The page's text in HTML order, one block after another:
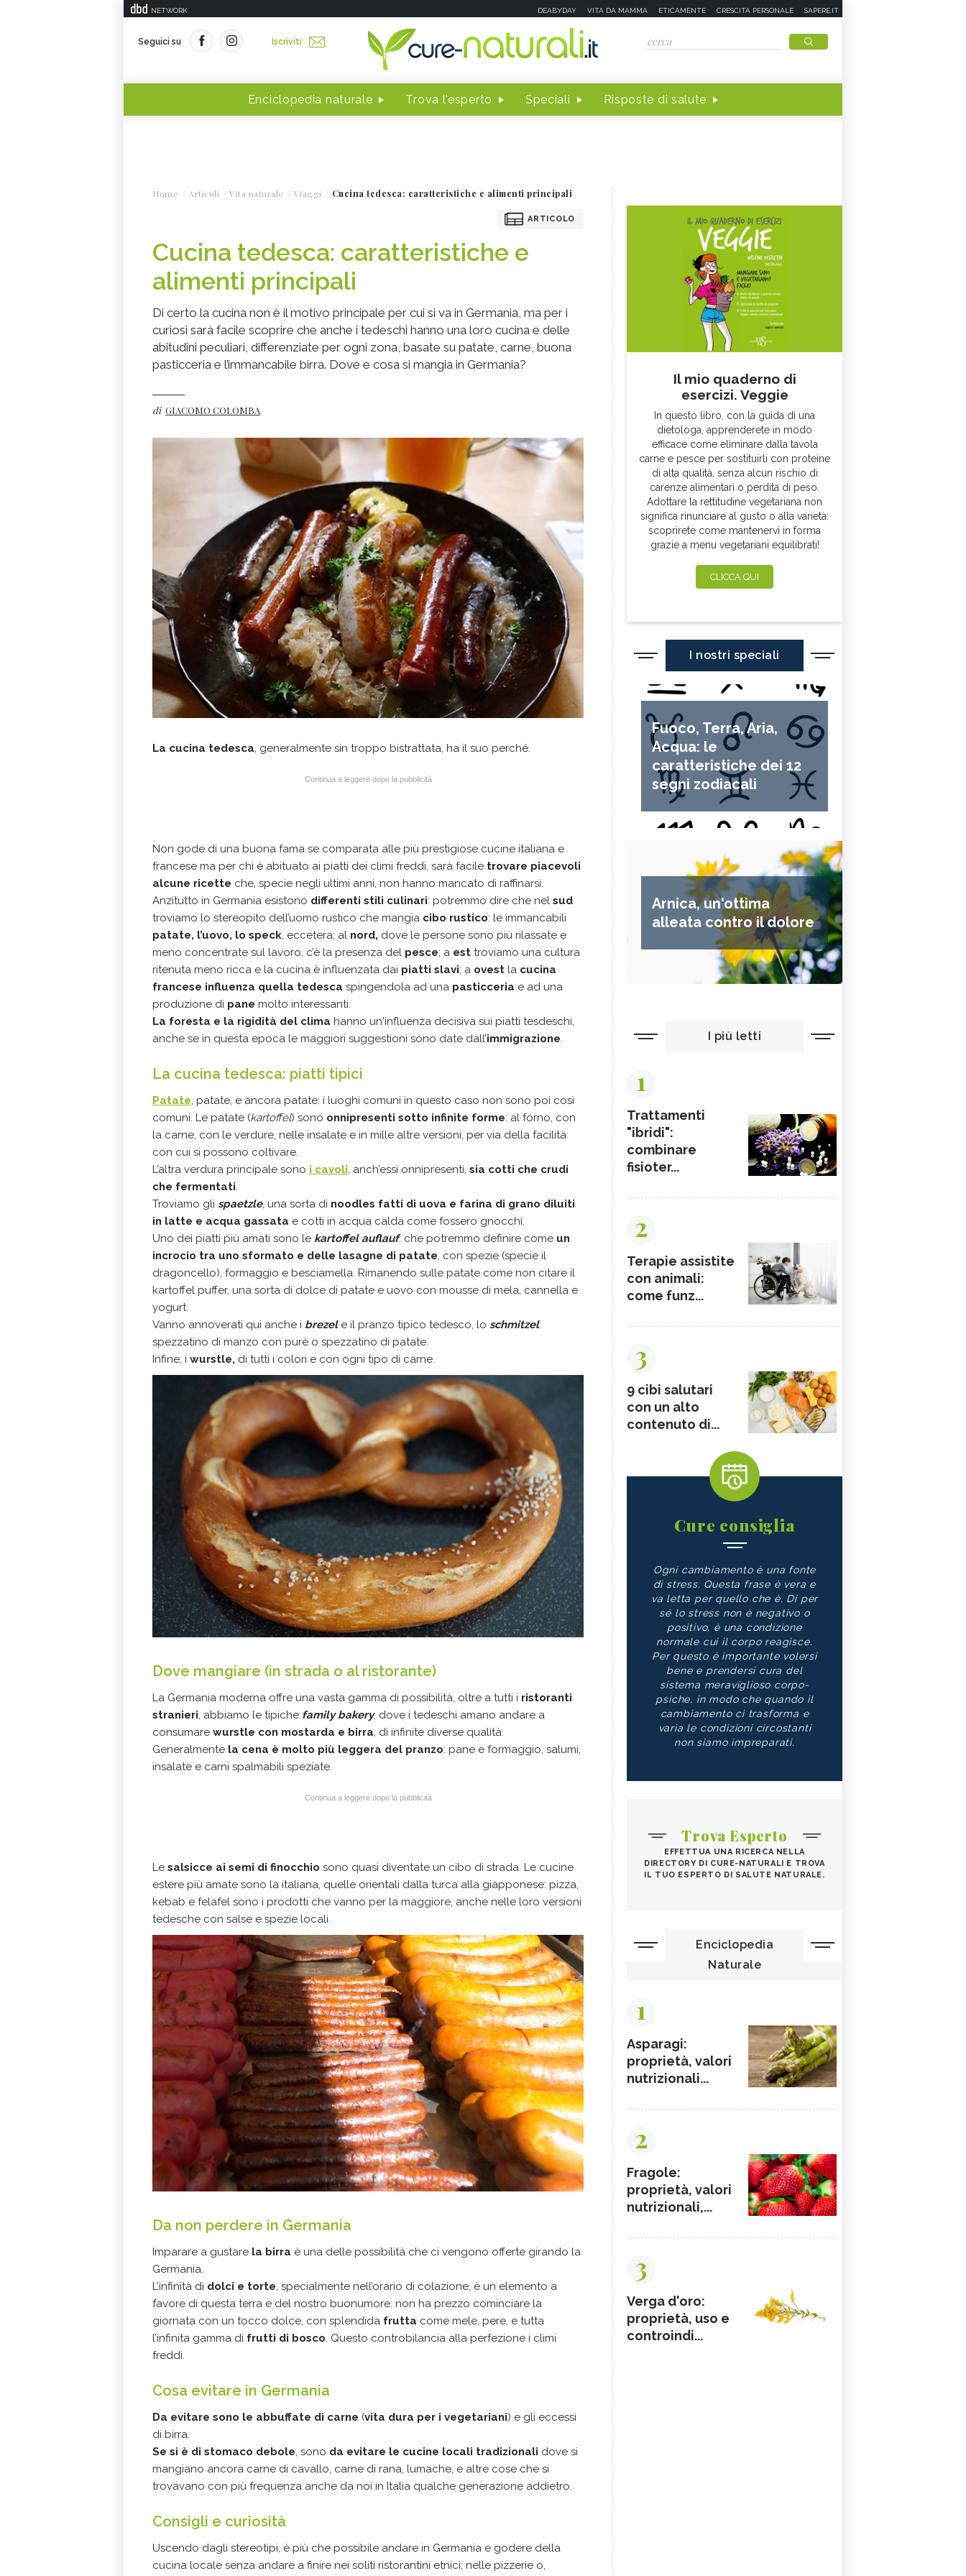
NETWORK DEABYDAY VITA DA MAMMA ETICAMENTE CRESCITA PERSONALE SAPERE.IT
Seguici su Iscriviti
Enciclopedia naturale Trova l'esperto Speciali Risposte di salute
Home Articoli Vita naturale Viaggi Cucina tedesca: caratteristiche e alimenti principali
ARTICOLO
Cucina tedesca: caratteristiche e
alimenti principali
Di certo la cucina non è il motivo principale per cui si va in Germania, ma per i
curiosi sarà facile scoprire che anche i tedeschi hanno una loro cucina e delle
abitudini peculiari, differenziate per ogni zona, basate su patate, carne, buona
pasticceria e l’immancabile birra. Dove e cosa si mangia in Germania?
di GIACOMO COLOMBA
La cucina tedesca, generalmente sin troppo bistrattata, ha il suo perché.
Continua a leggere dopo la pubblicità
Non gode di una buona fama se comparata alle più prestigiose cucine italiana e
francese ma per chi è abituato ai piatti dei climi freddi, sarà facile trovare piacevoli
alcune ricette che, specie negli ultimi anni, non hanno mancato di raffinarsi.
Anzitutto in Germania esistono differenti stili culinari: potremmo dire che nel sud
troviamo lo stereopito dell’uomo rustico che mangia cibo rustico: le immancabili
patate, l’uovo, lo speck, eccetera; al nord, dove le persone sono più rilassate e
meno concentrate sul lavoro, c’è la presenza del pesce; a est troviamo una cultura
ritenuta meno ricca e la cucina è influenzata dai piatti slavi; a ovest la cucina
francese influenza quella tedesca spingendola ad una pasticceria e ad una
produzione di pane molto interessanti.
La foresta e la rigidità del clima hanno un'influenza decisiva sui piatti tesdeschi,
anche se in questa epoca le maggiori suggestioni sono date dall’immigrazione.
La cucina tedesca: piatti tipici
Patate, patate, e ancora patate: i luoghi comuni in questo caso non sono poi così
comuni. Le patate (kartoffel) sono onnipresenti sotto infinite forme: al forno, con
la carne, con le verdure, nelle insalate e in mille altre versioni, per via della facilità
con cui si possono coltivare.
L’altra verdura principale sono i cavoli, anch’essi onnipresenti, sia cotti che crudi
che fermentati.
Troviamo gli spaetzle, una sorta di noodles fatti di uova e farina di grano diluiti
in latte e acqua gassata e cotti in acqua calda come fossero gnocchi.
Uno dei piatti più amati sono le kartoffel auflauf: che potremmo definire come un
incrocio tra uno sformato e delle lasagne di patate, con spezie (specie il
dragoncello), formaggio e besciamella. Rimanendo sulle patate come non citare il
kartoffel puffer, una sorta di dolce di patate e uovo con mousse di mela, cannella e
yogurt.
Vanno annoverati qui anche i brezele il pranzo tipico tedesco, lo schmitzel:
spezzatino di manzo con purè o spezzatino di patate.
Infine, i wurstle, di tutti i colori e con ogni tipo di carne.
Dove mangiare (in strada o al ristorante)
La Germania moderna offre una vasta gamma di possibilità, oltre a tutti i ristoranti
stranieri, abbiamo le tipiche family bakery, dove i tedeschi amano andare a
consumare wurstle con mostarda e birra, di infinite diverse qualità.
Generalmente la cena è molto più leggera del pranzo: pane e formaggio, salumi,
insalate e carni spalmabili speziate.
Continua a leggere dopo la pubblicità
Le salsicce ai semi di finocchio sono quasi diventate un cibo di strada. Le cucine
estere più amate sono la italiana, quelle orientali dalla turca alla giapponese: pizza,
kebab e felafel sono i prodotti che vanno per la maggiore, anche nelle loro versioni
tedesche con salse e spezie locali.
Da non perdere in Germania
Imparare a gustare la birra è una delle possibilità che ci vengono offerte girando la
Germania.
L’infinità di dolci e torte, specialmente nell’orario di colazione, è un elemento a
favore di questa terra e del nostro buonumore: non ha prezzo cominciare la
giornata con un tocco dolce, con splendida frutta come mele, pere, e tutta
l’infinita gamma di frutti di bosco. Questo controbilancia alla perfezione i climi
freddi.
Cosa evitare in Germania
Da evitare sono le abbuffate di carne (vita dura per i vegetariani) e gli eccessi
di birra.
Se si è di stomaco debole, sono da evitare le cucine locali tradizionali dove si
mangiano ancora carne di cavallo, carne di rana, lumache, e altre cose che si
trovavano con più frequenza anche da noi in Italia qualche generazione addietro.
Consigli e curiosità
Uscendo dagli stereotipi, è più che possibile andare in Germania e godere della
cucina locale senza andare a finire nei soliti ristorantini etnici, nelle pizzerie o,
Il mio quaderno di
esercizi. Veggie
In questo libro, con la guida di una
dietologa, apprenderete in modo
efficace come eliminare dalla tavola
carne e pesce per sostituirli con proteine
di alta qualità, senza alcun rischio di
carenze alimentari o perdita di peso.
Adottare la rettitudine vegetariana non
significa rinunciare al gusto o alla varietà:
scoprirete come mantenervi in forma
grazie a menu vegetariani equilibrati!
CLICCA QUI
I nostri speciali
Fuoco, Terra, Aria,
Acqua: le
caratteristiche dei 12
segni zodiacali
Arnica, un'ottima
alleata contro il dolore
I più letti
1
Trattamenti
"ibridi":
combinare
fisioter...
2
Terapie assistite
con animali:
come funz...
3
9 cibi salutari
con un alto
contenuto di...
Cure consiglia
Ogni cambiamento è una fonte
di stress. Questa frase è vera e
va letta per quello che è. Di per
sé lo stress non è negativo o
positivo, è una condizione
normale cui il corpo reagisce.
Per questo è importante volersi
bene e prendersi cura del
sistema meraviglioso corpo-
psiche, in modo che quando il
cambiamento ci trasforma e
varia le condizioni circostanti
non siamo impreparati.
Trova Esperto
EFFETTUA UNA RICERCA NELLA
DIRECTORY DI CURE-NATURALI E TROVA
IL TUO ESPERTO DI SALUTE NATURALE.
Enciclopedia
Naturale
1
Asparagi:
proprietà, valori
nutrizionali...
2
Fragole:
proprietà, valori
nutrizionali,...
3
Verga d'oro:
proprietà, uso e
controindi...